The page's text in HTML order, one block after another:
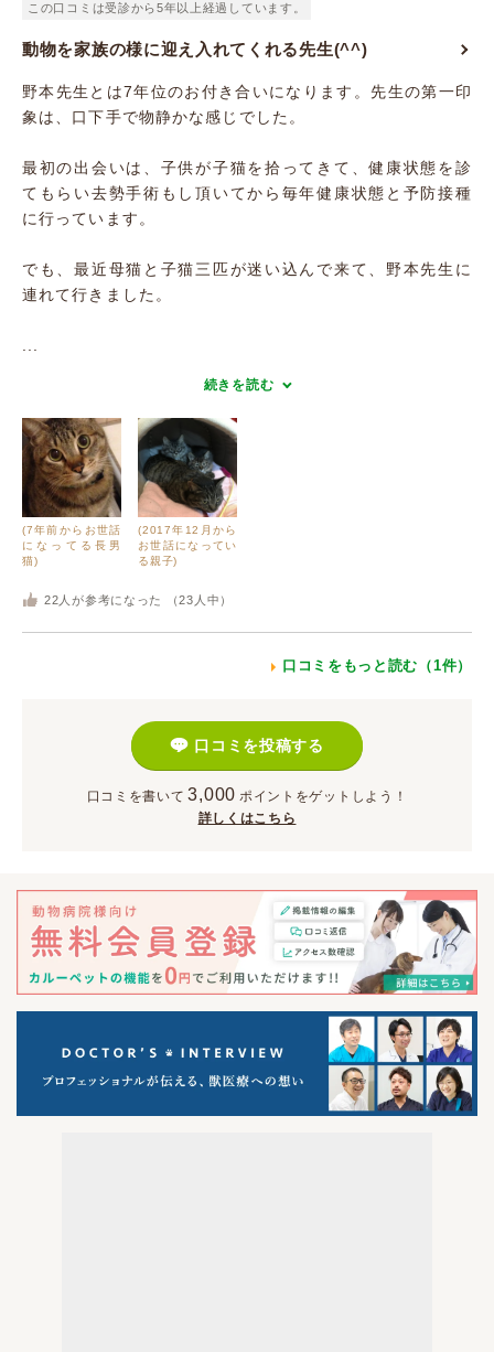
この口コミは受診から5年以上経過しています。
動物を家族の様に迎え入れてくれる先生(^^)
野本先生とは7年位のお付き合いになります。先生の第一印
象は、口下手で物静かな感じでした。
最初の出会いは、子供が子猫を拾ってきて、健康状態を診
てもらい去勢手術もし頂いてから毎年健康状態と予防接種
に行っています。
でも、最近母猫と子猫三匹が迷い込んで来て、野本先生に
連れて行きました。
続きを読む
(7年前からお世話
になってる長男
猫)
(2017年12月から
お世話になってい
る親子)
22 人が参考になった （23 人中）
口コミをもっと読む（1件）
口コミを投稿する
口コミを書いて 3,000 ポイント をゲットしよう！
詳しくはこちら